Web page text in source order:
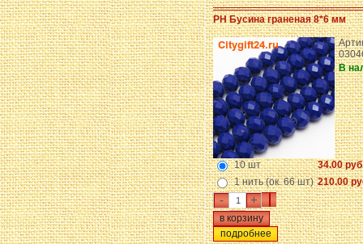
PH Бусина граненая 8*6 мм
В
10 шт
34.00
1 нить (ок. 66 шт) 210.00
- +
подробнее